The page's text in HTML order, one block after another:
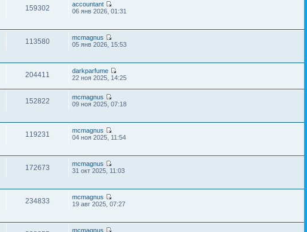
159302
accountant
06 янв 2026, 01:31
113580
mcmagnus
05 янв 2026, 15:53
204411
darkparfume
22 ноя 2025, 14:25
152822
mcmagnus
09 ноя 2025, 07:18
119231
mcmagnus
04 ноя 2025, 11:54
172673
mcmagnus
31 окт 2025, 11:03
234833
mcmagnus
19 авг 2025, 07:27
mcmagnus